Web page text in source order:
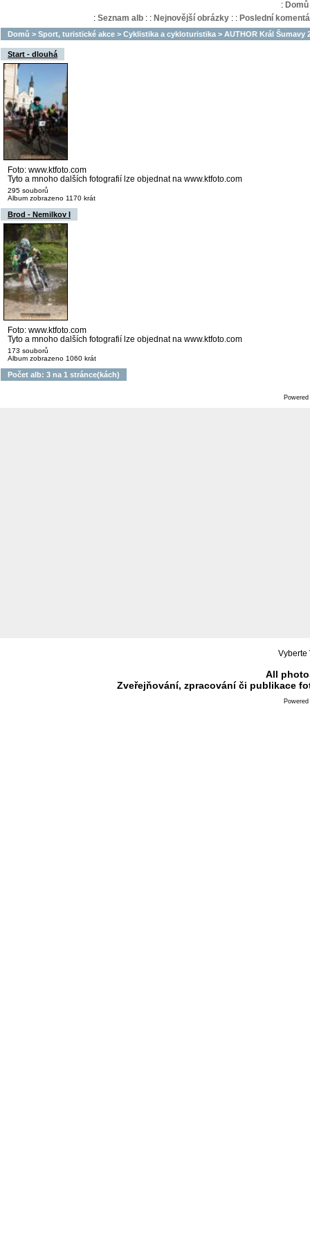
: Domů
: Seznam alb: : Nejnovější obrázky: : Poslední
Domů > Sport, turistické akce > Cyklistika a cykloturistika > AUTHOR Král Šumavy
Start - dlouhá
Foto: www.ktfoto.com
Tyto a mnoho dalších fotografií lze objednat na www.ktfoto.com
295 souborů
Album zobrazeno 1170 krát
Brod - Nemilkov I
Foto: www.ktfoto.com
Tyto a mnoho dalších fotografií lze objednat na www.ktfoto.com
173 souborů
Album zobrazeno 1060 krát
Počet alb: 3 na 1 stránce(kách)
Vyberte
All
Zveřejňování, zpracování či publikace